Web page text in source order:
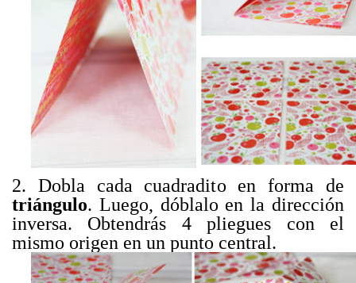
2. Dobla cada cuadradito en forma de
triángulo. Luego, dóblalo en la dirección
inversa. Obtendrás 4 pliegues con el
mismo origen en un punto central.